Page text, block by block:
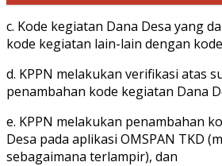
c. Kode kegiatan Dana Desa yang
kode kegiatan lain-lain dengan kode
d. KPPN melakukan verifikasi atas
penambahan kode kegiatan Dana
e. KPPN melakukan penambahan
Desa pada aplikasi OMSPAN TKD
sebagaimana terlampir), dan